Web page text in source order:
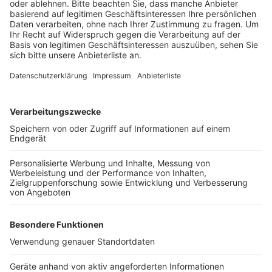
Anzeige
Laut dem Brühler Turnverein werden wieder viele
Erwachsene und Kinder einzeln oder in Teams in der
für die Jüngsten bis zum 10 Kilometer Volkslauf.
Anzeige